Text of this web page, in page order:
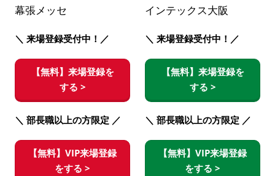
幕張メッセ
＼ 来場登録受付中！／
【無料】来場登録を
する >
＼ 部長職以上の方限定 ／
【無料】VIP来場登録
をする >
インテックス大阪
＼ 来場登録受付中！／
【無料】来場登録を
する >
＼ 部長職以上の方限定 ／
【無料】VIP来場登録
をする >